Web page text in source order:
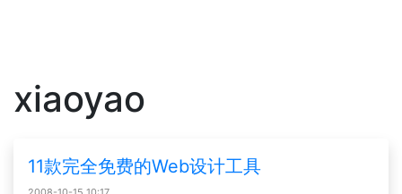
xiaoyao
11款完全免费的Web设计工具